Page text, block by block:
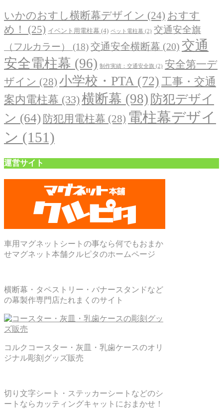
いかのおすし横断幕デザイン (24) おすす
め！
(25) イベント用電柱幕 (4) ペット電柱幕 (2) 交通安全旗
（フルカラー）
(18)交通安全横断幕 (20) 交通
安全電柱幕 (96) 制作実績：交通安全旗 (2) 安全第一デ
ザイン (28) 小学校・PTA(72) 工事・交通
案内電柱幕 (33)横断幕 (98) 防犯デザイ
ン (64) 防犯用電柱幕 (28) 電柱幕デザイ
ン (151)
運営サイト
車用マグネットシートの事なら何でもおまか
せマグネット本舗クルピタのホームページ
横断幕・タペストリー・バナースタンドなど
の幕製作専門店たれまくのサイト
コルクコースター・灰皿・乳歯ケースのオリ
ジナル彫刻グッズ販売
切り文字シート・ステッカーシートなどのシ
ートならカッティングキャットにおまかせ！